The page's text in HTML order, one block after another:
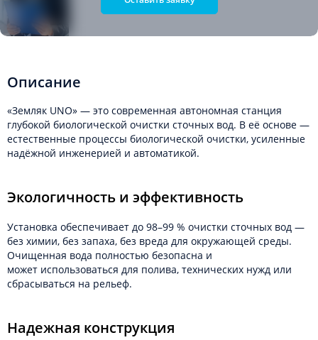
Описание
«Земляк UNO» — это современная автономная станция
глубокой биологической очистки сточных вод. В её основе —
естественные процессы биологической очистки, усиленные
надёжной инженерией и автоматикой.
Экологичность и эффективность
Установка обеспечивает до 98–99 % очистки сточных вод —
без химии, без запаха, без вреда для окружающей среды.
Очищенная вода полностью безопасна и
может использоваться для полива, технических нужд или
сбрасываться на рельеф.
Надежная конструкция